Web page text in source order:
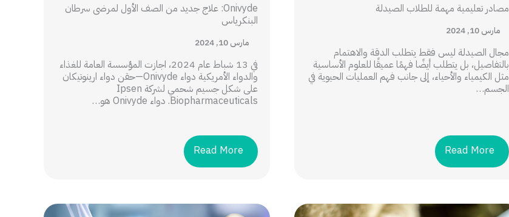
مصادر تعليمية مهمة للطلاب الصيدلة
مارس 10, 2024
مجال الصيدلة ليس فقط يتطلب الدقة والاهتمام
بالتفاصيل، بل يتطلب أيضًا فهمًا عميقًا للعلوم الأساسية
مثل الكيمياء والأحياء، إلى جانب فهم العمليات الحيوية في
الجسم…
Read More
Onivyde: علاج جديد من الصف الأول لمرضى سرطان
البنكرياس
مارس 10, 2024
في 13 شباط عام 2024، اجازت المؤسسة العامة للغذاء
والدواء الأمريكية دواء Onivyde—حقن دواء ارينوتيكان
على شكل جسيم شحمي لشركة Ipsen
Biopharmaceuticals. دواء Onivyde هو…
Read More